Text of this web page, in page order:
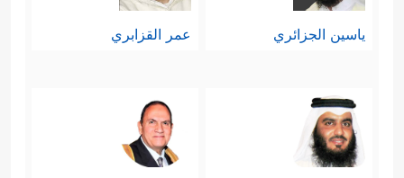
ياسين الجزائري عمر القزابري